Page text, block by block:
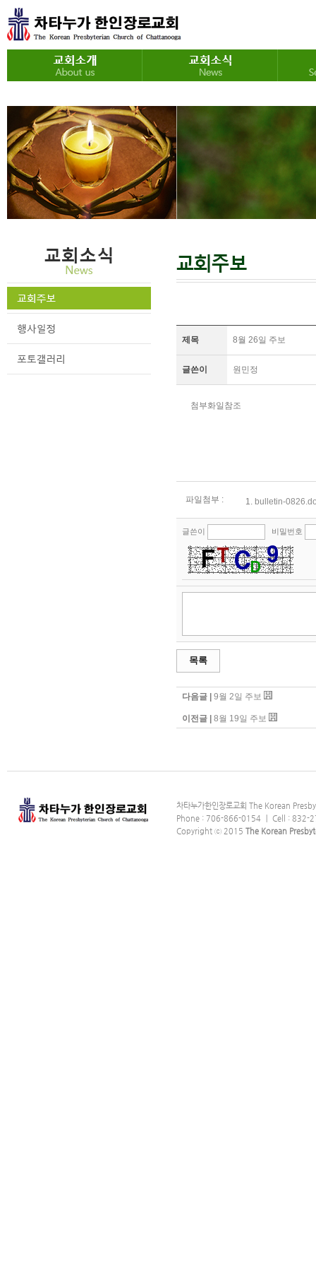
제목 8월 26일 주보
글쓴이 원민정
첨부화일참조
파일첨부 : 1. bulletin-
글쓴이 비밀번호
목록
다음글 | 9월 2일 주보
이전글 | 8월 19일 주보
차타누가한인장로교회 The Korean
Phone : 706-866-0154 ｜ Cell : 832-
Copyright ⓒ 2015 The Korean